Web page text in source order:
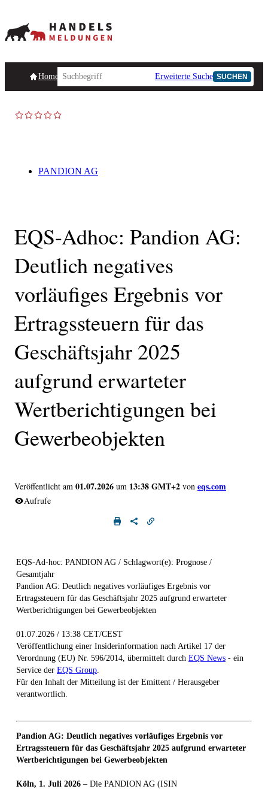
HomepageHandelsmeldungen Ad-Hoc-Meldungen
Erweiterte Suche SUCHEN
PANDION AG
EQS-Adhoc: Pandion AG:
Deutlich negatives
vorläufiges Ergebnis vor
Ertragssteuern für das
Geschäftsjahr 2025
aufgrund erwarteter
Wertberichtigungen bei
Gewerbeobjekten
Veröffentlicht am 01.07.2026 um 13:38 GMT+2 von eqs.com
Aufrufe
EQS-Ad-hoc: PANDION AG / Schlagwort(e): Prognose /
Gesamtjahr
Pandion AG: Deutlich negatives vorläufiges Ergebnis vor
Ertragssteuern für das Geschäftsjahr 2025 aufgrund erwarteter
Wertberichtigungen bei Gewerbeobjekten
01.07.2026 / 13:38 CET/CEST
Veröffentlichung einer Insiderinformation nach Artikel 17 der
Verordnung (EU) Nr. 596/2014, übermittelt durch EQS News - ein
Service der EQS Group
Für den Inhalt der Mitteilung ist der Emittent / Herausgeber
verantwortlich.
Pandion AG: Deutlich negatives vorläufiges Ergebnis vor
Ertragssteuern für das Geschäftsjahr 2025 aufgrund erwarteter
Wertberichtigungen bei Gewerbeobjekten
Köln, 1. Juli 2026 – Die PANDION AG (ISIN